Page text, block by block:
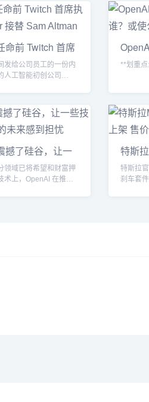
命前 Twitch 首席
发给公司员工的一份内
人工智能初创公司
谁？或
撼了硅谷，让一
领域已将希望和财富押
术上，OpenAI 在推广
特斯
特斯拉
刹车套